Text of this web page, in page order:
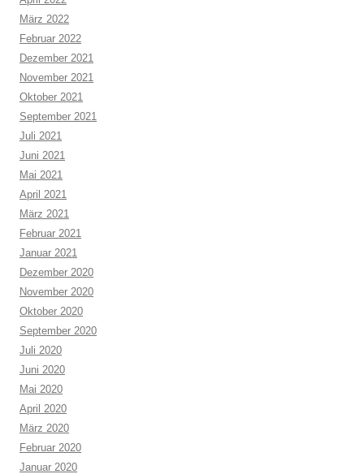
März 2022
Februar 2022
Dezember 2021
November 2021
Oktober 2021
September 2021
Juli 2021
Juni 2021
Mai 2021
April 2021
März 2021
Februar 2021
Januar 2021
Dezember 2020
November 2020
Oktober 2020
September 2020
Juli 2020
Juni 2020
Mai 2020
April 2020
März 2020
Februar 2020
Januar 2020